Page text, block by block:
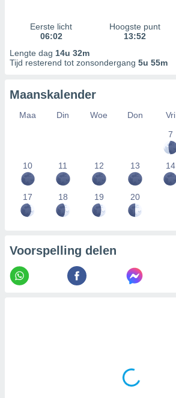
Eerste licht
06:02
Hoogste punt
13:52
Lengte dag 14u 32m
Tijd resterend tot zonsondergang 5u 55m
Maanskalender
Maa Din Woe Don Vri
7
10 11 12 13 14
17 18 19 20
Voorspelling delen